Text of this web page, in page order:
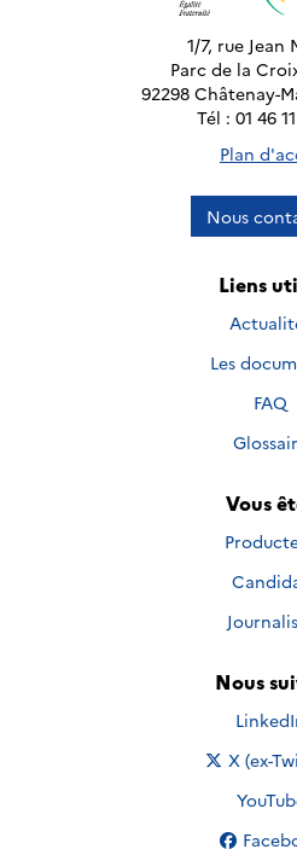
1/7, rue Jean
Parc de la
92298 Châtenay-
Tél : 01 46
Plan
Nous
Liens
Les
FAQ
Vous
Nous
Nous
Nous
X (ex-
Nous
Nous